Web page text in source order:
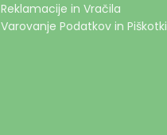
Reklamacije in Vračila
Varovanje Podatkov in Piškotki